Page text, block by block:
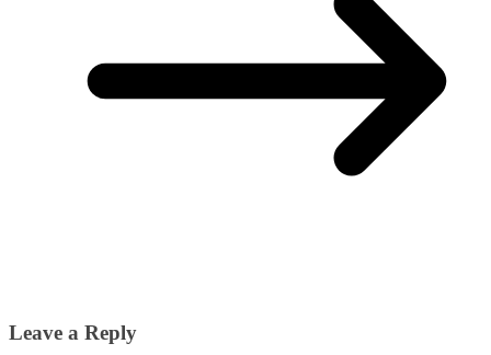
Leave a Reply